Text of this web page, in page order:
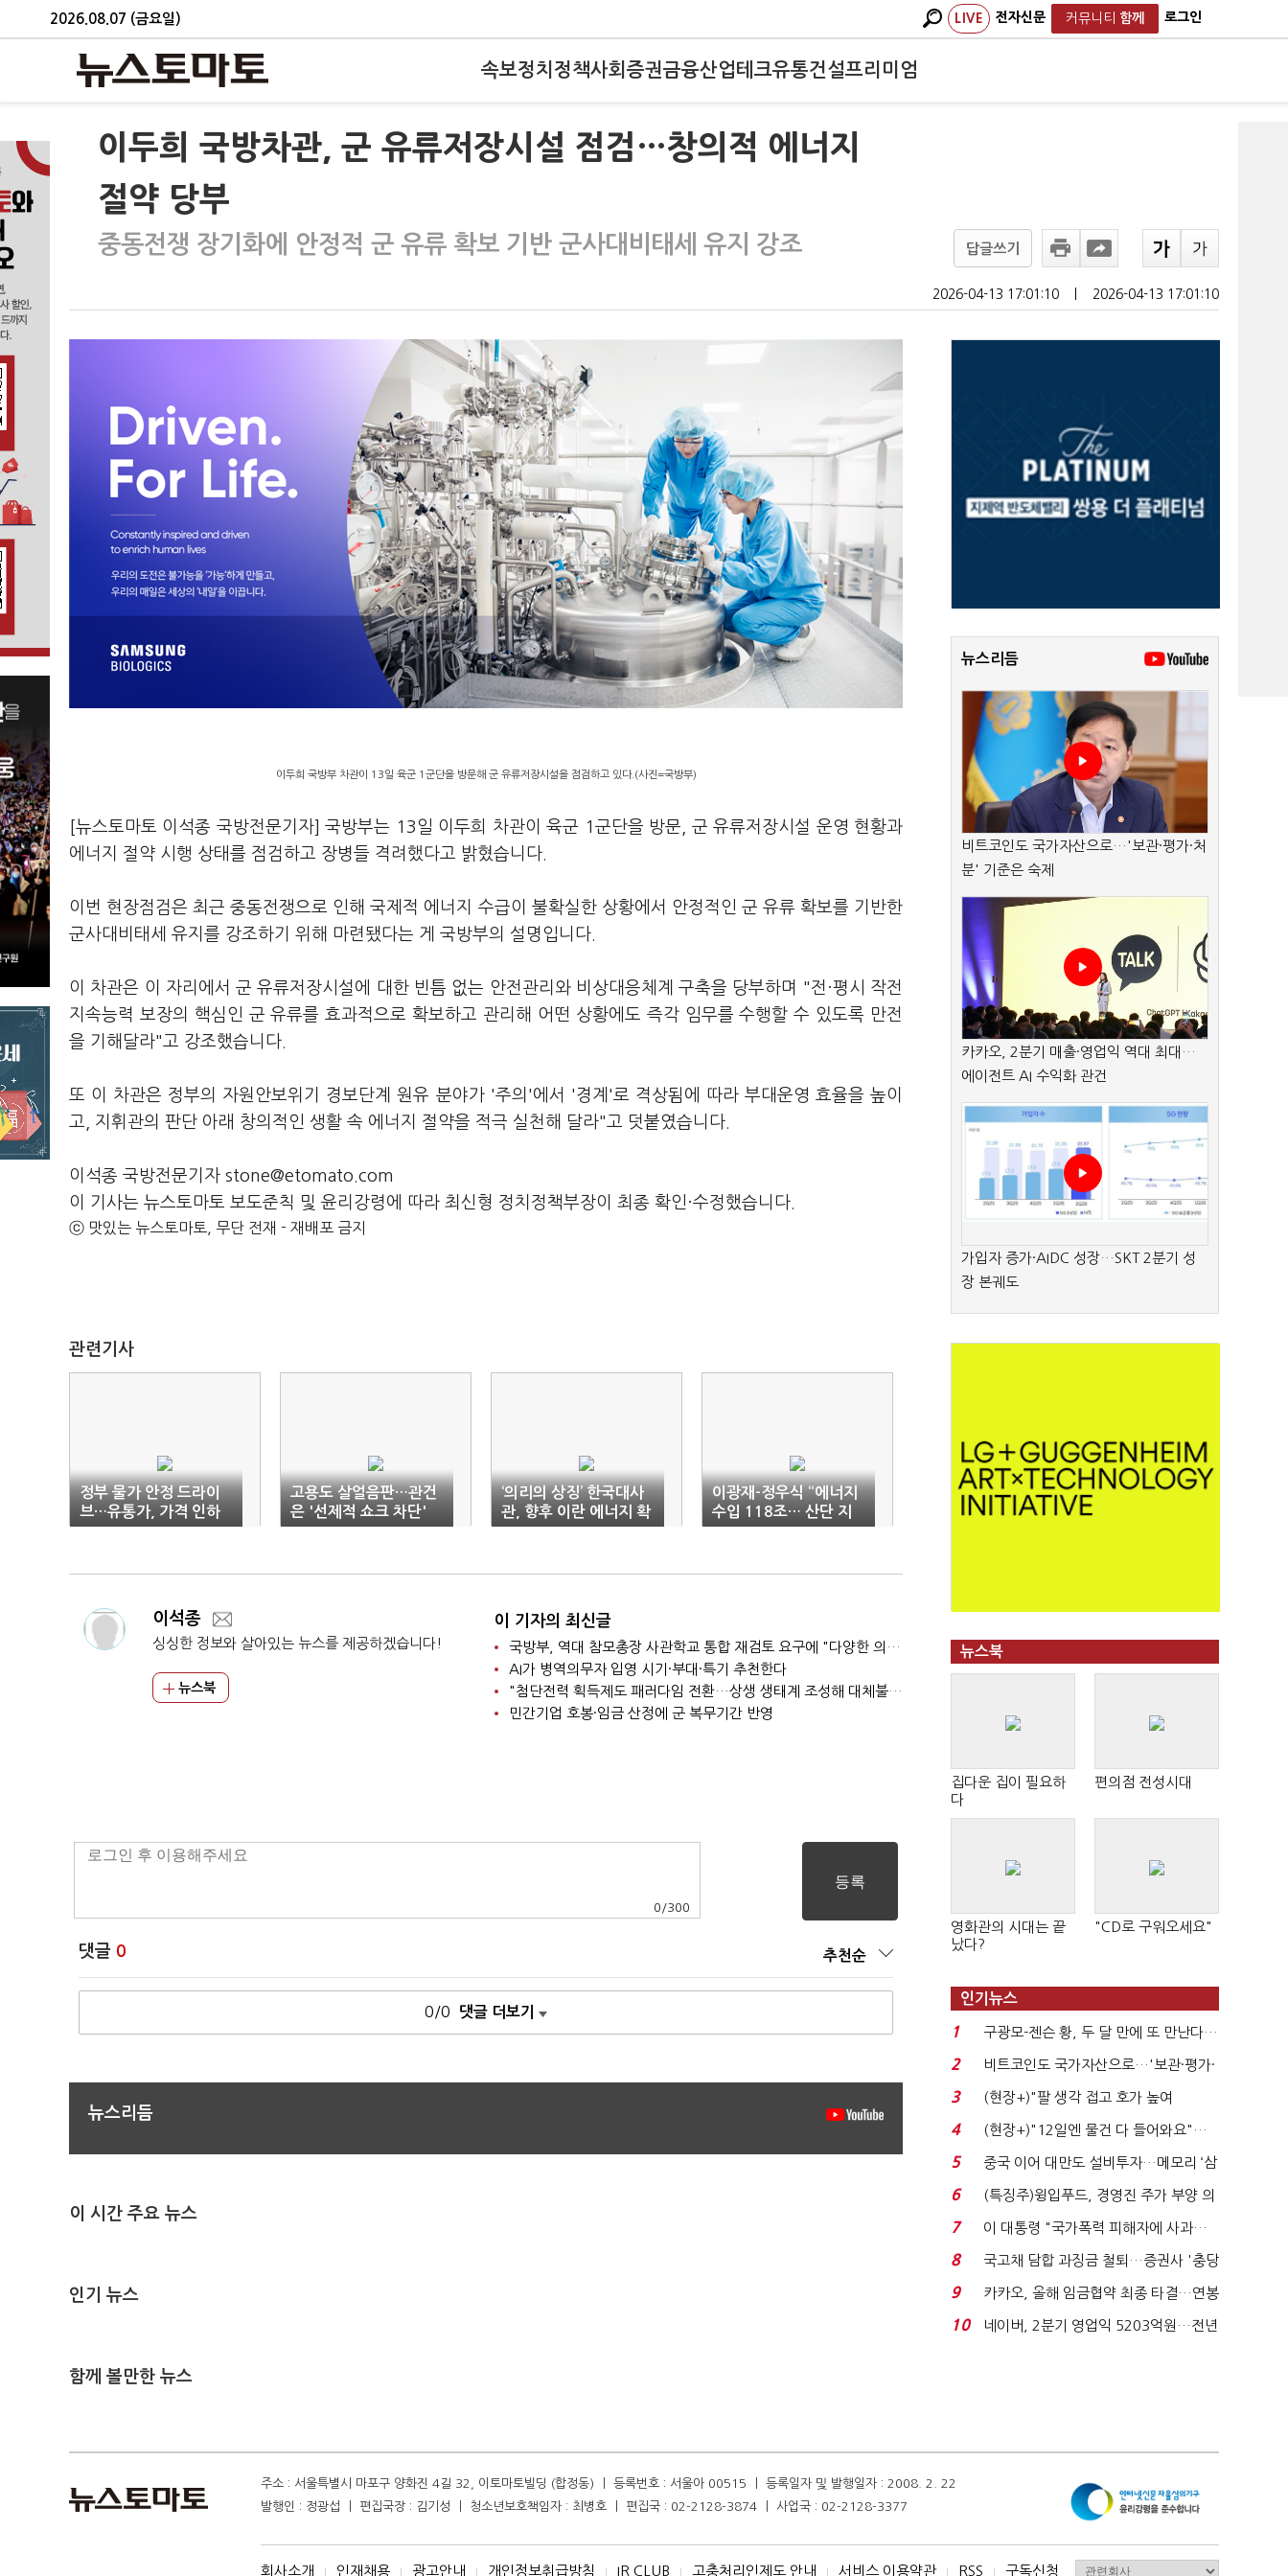
2026.08.07 (금요일) LIVE 전자신문 커뮤니티 함께 로그인
속보정치 정책사회 증권금융산업테크유통건설프리미엄
이두희 국방차관, 군 유류저장시설 점검…창의적 에너지
절약 당부
중동전쟁 장기화에 안정적 군 유류 확보 기반 군사대비태세 유지 강조 답글쓰기
2026-04-13 17:01:10 2026-04-13 17:01:10
이두희 국방부 차관이 13일 육군 1군단을 방문해 군 유류저장시설을 점검하고 있다.(사진=국방부)
[뉴스토마토 이석종 국방전문기자] 국방부는 13일 이두희 차관이 육군 1군단을 방문, 군 유류저장시설 운영 현황과
에너지 절약 시행 상태를 점검하고 장병들 격려했다고 밝혔습니다.
이번 현장점검은 최근 중동전쟁으로 인해 국제적 에너지 수급이 불확실한 상황에서 안정적인 군 유류 확보를 기반한
군사대비태세 유지를 강조하기 위해 마련됐다는 게 국방부의 설명입니다.
이 차관은 이 자리에서 군 유류저장시설에 대한 빈틈 없는 안전관리와 비상대응체계 구축을 당부하며 "전·평시 작전
지속능력 보장의 핵심인 군 유류를 효과적으로 확보하고 관리해 어떤 상황에도 즉각 임무를 수행할 수 있도록 만전
을 기해달라"고 강조했습니다.
또 이 차관은 정부의 자원안보위기 경보단계 원유 분야가 '주의'에서 '경계'로 격상됨에 따라 부대운영 효율을 높이
고, 지휘관의 판단 아래 창의적인 생활 속 에너지 절약을 적극 실천해 달라"고 덧붙였습니다.
이석종 국방전문기자 stone@etomato.com
이 기사는 뉴스토마토 보도준칙 및 윤리강령에 따라 최신형 정치정책부장이 최종 확인·수정했습니다.
ⓒ 맛있는 뉴스토마토, 무단 전재 - 재배포 금지
관련기사
정부 물가 안정 드라이
브…유통가, 가격 인하
속도 붙나
고용도 살얼음판…관건
은 '선제적 쇼크 차단'
‘의리의 상징’ 한국대사
관, 향후 이란 에너지 확
보에 유리
이광재-정우식 “에너지
수입 118조… 산단 지
붕 8600만평 쓰자”
이석종
싱싱한 정보와 살아있는 뉴스를 제공하겠습니다!
뉴스북
이 기자의 최신글
국방부, 역대 참모총장 사관학교 통합 재검토 요구에 "다양한 의견 수렴해 합리적 시스템 만들 것"
AI가 병역의무자 입영 시기·부대·특기 추천한다
"첨단전력 획득제도 패러다임 전환…상생 생태계 조성해 대체불가 K-방산 도약"
민간기업 호봉·임금 산정에 군 복무기간 반영
0 /300
댓글 0 추천순
0/0 댓글 더보기
뉴스리듬
이 시간 주요 뉴스
인기 뉴스
함께 볼만한 뉴스
뉴스리듬
비트코인도 국가자산으로…'보관·평가·처
분' 기준은 숙제
카카오, 2분기 매출·영업익 역대 최대…
에이전트 AI 수익화 관건
가입자 증가·AIDC 성장…SKT 2분기 성
장 본궤도
뉴스북
집다운 집이 필요하
다
편의점 전성시대
영화관의 시대는 끝
났다?
"CD로 구워오세요"
인기뉴스
1
구광모-젠슨 황, 두 달 만에 또 만난다…
로봇·AI 등 논...
2
비트코인도 국가자산으로…'보관·평가·
처분' 기준은 ...
3
(현장+)"팔 생각 접고 호가 높여
요"…'덜 똘똘한 한 채' 20...
4
(현장+)"12일엔 물건 다 들어와요"…
빈 매대 채우며 문 연 ...
5
중국 이어 대만도 설비투자…메모리 ‘삼
국전쟁’
6
(특징주)윙입푸드, 경영진 주가 부양 의
지에 상한가...
7
이 대통령 "국가폭력 피해자에 사과…
적극적 조사로 진...
8
국고채 담합 과징금 철퇴…증권사 '충당
금 폭탄' 우려...
9
카카오, 올해 임금협약 최종 타결…연봉
6.3% 인상·격려...
10
네이버, 2분기 영업익 5203억원…전년
주소 : 서울특별시 마포구 양화진 4길 32, 이토마토빌딩 (합정동) ㅣ 등록번호 : 서울아 00515 ㅣ 등록일자 및 발행일자 : 2008. 2. 22
발행인 : 정광섭 ㅣ 편집국장 : 김기성 ㅣ 청소년보호책임자 : 최병호 ㅣ 편집국 : 02-2128-3874 ㅣ 사업국 : 02-2128-3377
회사소개 I 인재채용 I 광고안내 I 개인정보취급방침 I IR CLUB I 고충처리인제도 안내 I 서비스 이용약관 I RSS I 구독신청